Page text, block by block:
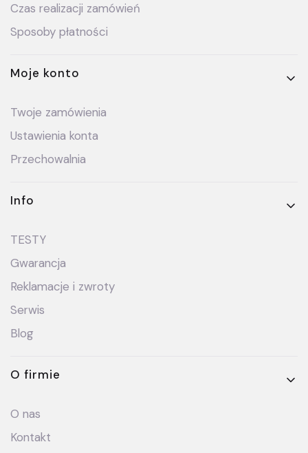
Czas realizacji zamówień
Sposoby płatności
Moje konto
Twoje zamówienia
Ustawienia konta
Przechowalnia
Info
TESTY
Gwarancja
Reklamacje i zwroty
Serwis
Blog
O firmie
O nas
Kontakt